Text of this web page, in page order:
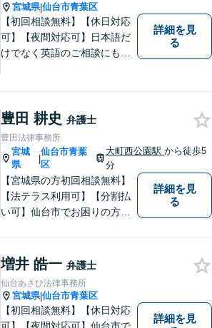
宮城県|仙台市青葉区
【初回相談無料】【休日対応
可】【夜間対応可】日本語だ
けでなく英語のご相談にも対
詳細を見
る
豊田 耕史 弁護士
豊田法律事務所
宮城
県
|
仙台市青葉
区
大町西公園駅から徒歩5
分
【宮城県の方初回相談無料】
【法テラス利用可】【分割払
い可】仙台市でお困りの方
問題だけでなく、その後の事
まで相談に乗ります。
詳細を見
る
増井 皓一 弁護士
仙台あさひ法律事務所
宮城県|仙台市青葉区
【初回相談無料】【休日対応
詳細を見